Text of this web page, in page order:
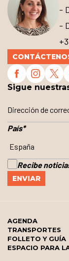
-
-
Sigue
País*
Recibe
AGENDA
TRANSPORTES
FOLLETO Y GUÍA
ESPACIO PARA